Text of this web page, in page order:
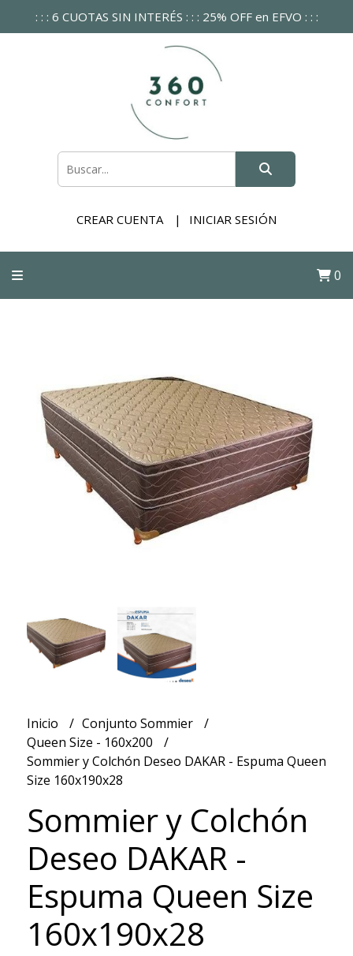
: : : 6 CUOTAS SIN INTERÉS : : : 25% OFF en EFVO : : :
CREAR CUENTA INICIAR SESIÓN
0
Inicio
Conjunto Sommier
Queen Size - 160x200
Sommier y Colchón Deseo DAKAR - Espuma Queen
Size 160x190x28
Sommier y Colchón
Deseo DAKAR -
Espuma Queen Size
160x190x28